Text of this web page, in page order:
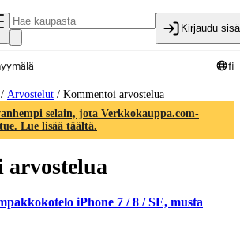
Kirjaudu
fi
/ Arvostelut / Kommentoi arvostelua
selain, jota Verkkokauppa.com-
Lue lisää täältä.
arvostelua
iPhone 7 / 8 / SE, musta